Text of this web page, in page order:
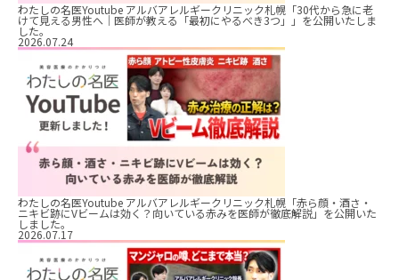
わたしの名医Youtube アルバアレルギークリニック札幌「30代から急に老
けて見える男性へ｜医師が教える「最初にやるべき3つ」」を公開いたしま
した。
2026.07.24
わたしの名医Youtube アルバアレルギークリニック札幌「赤ら顔・酒さ・
ニキビ跡にVビームは効く？向いている赤みを医師が徹底解説」を公開いた
しました。
2026.07.17